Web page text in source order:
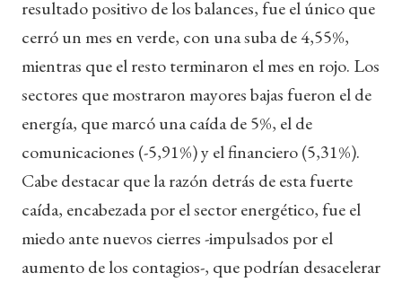
resultado positivo de los balances, fue el único que
cerró un mes en verde, con una suba de 4,55%,
mientras que el resto terminaron el mes en rojo. Los
sectores que mostraron mayores bajas fueron el de
energía, que marcó una caída de 5%, el de
comunicaciones (-5,91%) y el financiero (5,31%).
Cabe destacar que la razón detrás de esta fuerte
caída, encabezada por el sector energético, fue el
miedo ante nuevos cierres -impulsados por el
aumento de los contagios-, que podrían desacelerar